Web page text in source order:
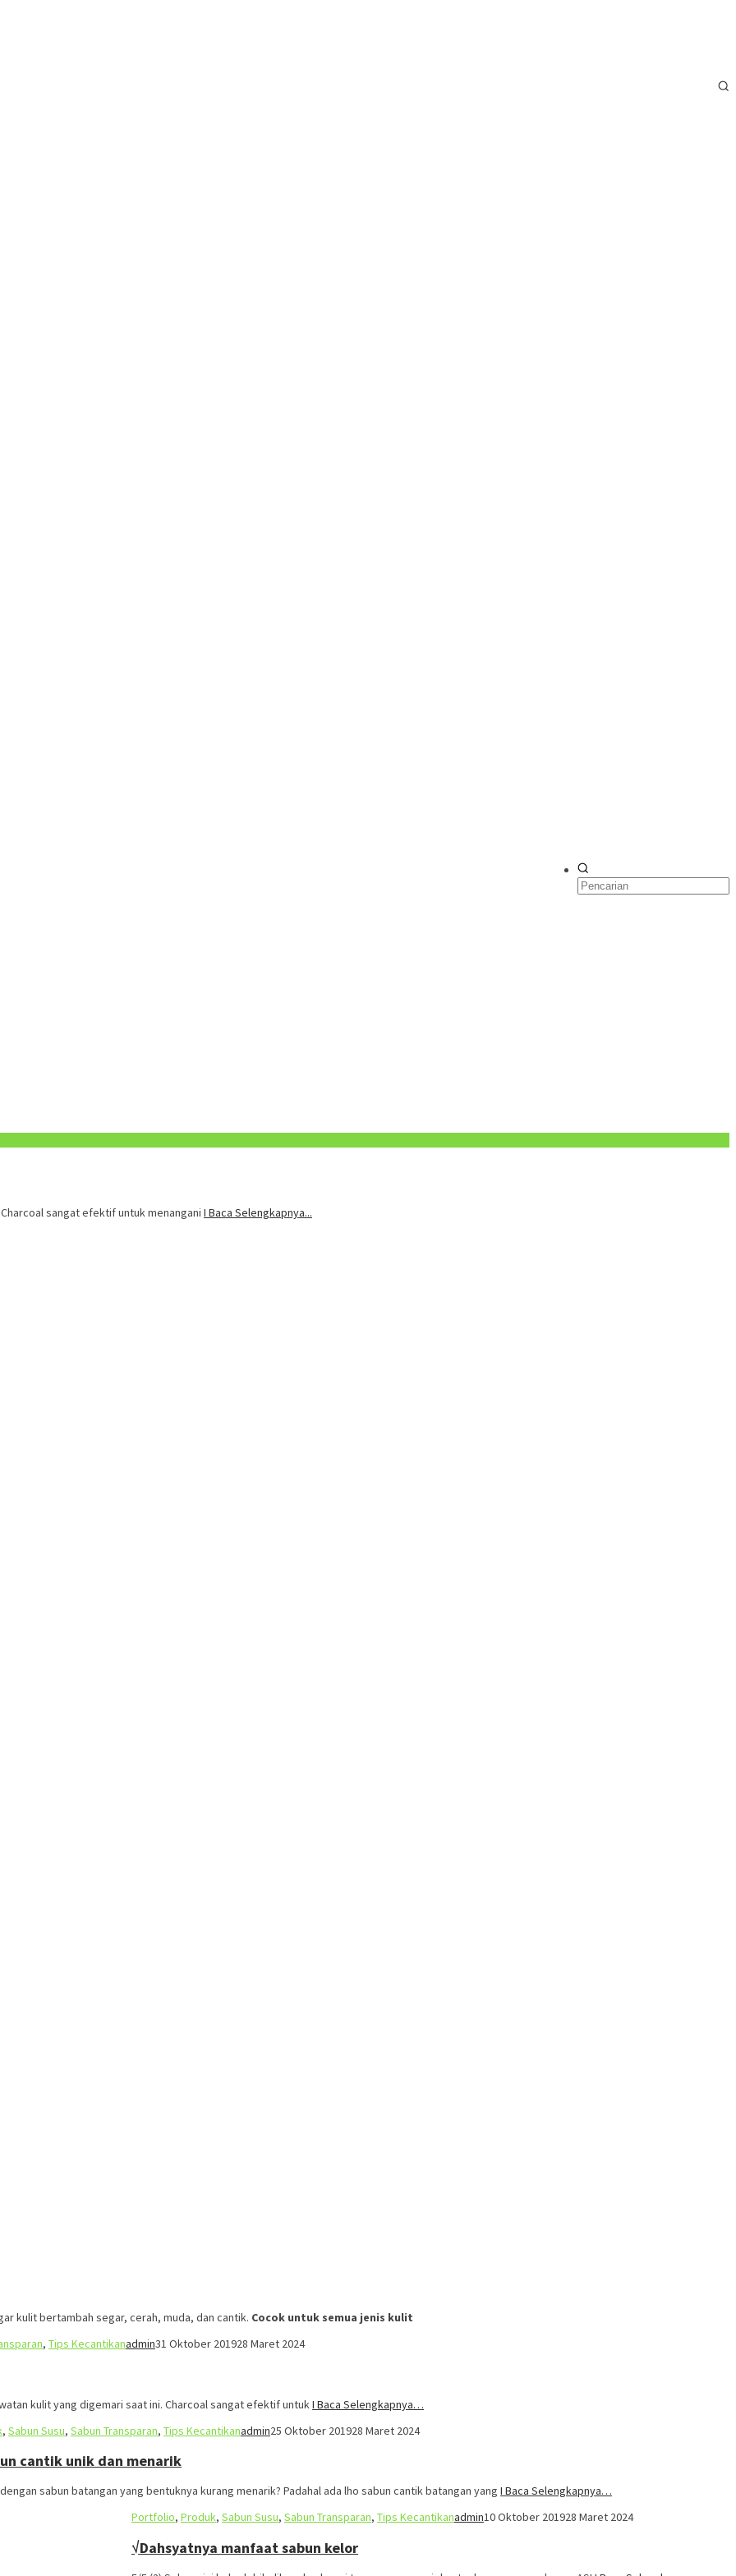
sangat efektif untuk menangani I Baca Selengkapnya...
kulit bertambah segar, cerah, muda, dan cantik. Cocok untuk semua jenis kulit
, Tips Kecantikanadmin31 Oktober 201928 Maret 2024
kulit yang digemari saat ini. Charcoal sangat efektif untuk I Baca Selengkapnya…
, Sabun Susu, Sabun Transparan, Tips Kecantikanadmin25 Oktober 201928 Maret 2024
cantik unik dan menarik
sabun batangan yang bentuknya kurang menarik? Padahal ada lho sabun cantik batangan yang I Baca Selengkapnya…
Portfolio, Produk, Sabun Susu, Sabun Transparan, Tips Kecantikanadmin10 Oktober 201928 Maret 2024
√Dahsyatnya manfaat sabun kelor